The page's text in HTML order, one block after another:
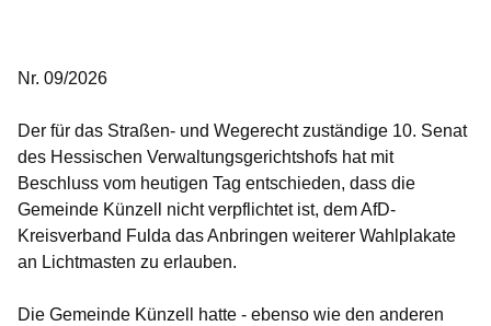
Nr. 09/2026
Der für das Straßen- und Wegerecht zuständige 10. Senat
des Hessischen Verwaltungsgerichtshofs hat mit
Beschluss vom heutigen Tag entschieden, dass die
Gemeinde Künzell nicht verpflichtet ist, dem AfD-
Kreisverband Fulda das Anbringen weiterer Wahlplakate
an Lichtmasten zu erlauben.
Die Gemeinde Künzell hatte - ebenso wie den anderen